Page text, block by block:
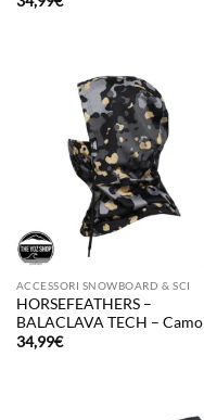
ACCESSORI SNOWBOARD & SCI
HORSEFEATHERS –
BALACLAVA TECH – Camo
34,99€